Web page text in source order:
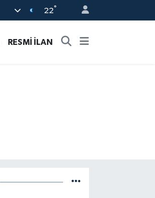
22°
RESMİ İLAN